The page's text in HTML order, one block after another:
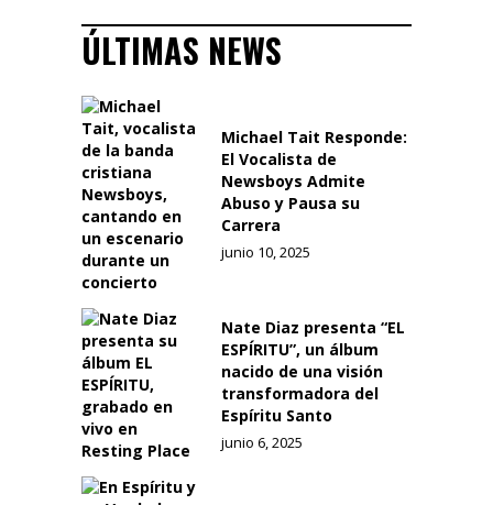
ÚLTIMAS NEWS
Michael Tait Responde:
El Vocalista de
Newsboys Admite
Abuso y Pausa su
Carrera
junio 10, 2025
Nate Diaz presenta “EL
ESPÍRITU”, un álbum
nacido de una visión
transformadora del
Espíritu Santo
junio 6, 2025